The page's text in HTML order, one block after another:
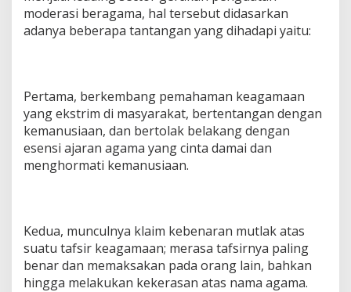
moderasi beragama, hal tersebut didasarkan
adanya beberapa tantangan yang dihadapi yaitu:
Pertama, berkembang pemahaman keagamaan
yang ekstrim di masyarakat, bertentangan dengan
kemanusiaan, dan bertolak belakang dengan
esensi ajaran agama yang cinta damai dan
menghormati kemanusiaan.
Kedua, munculnya klaim kebenaran mutlak atas
suatu tafsir keagamaan; merasa tafsirnya paling
benar dan memaksakan pada orang lain, bahkan
hingga melakukan kekerasan atas nama agama.